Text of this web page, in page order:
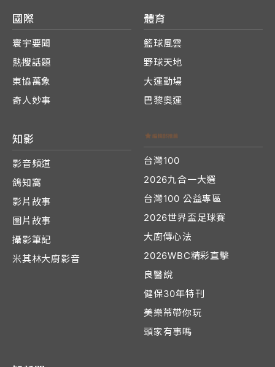
國際
寰宇要聞
熱搜話題
東協萬象
奇人妙事
體育
籃球風雲
野球天地
大運動場
巴黎奧運
知影
影音頻道
鴿知窩
影片故事
圖片故事
攝影筆記
米其林大廚影音
台灣100
2026九合一大選
台灣100 公益專區
2026世界盃足球賽
大廚傳心法
2026WBC精彩直擊
良醫說
健保30年特刊
美樂蒂帶你玩
頭家有事嗎